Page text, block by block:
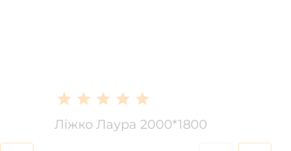
Ліжко Лаура 2000*1800